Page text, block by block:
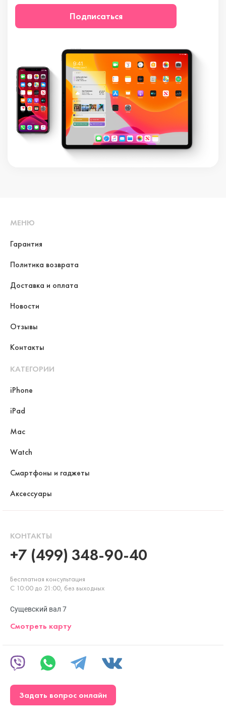
Подписаться
МЕНЮ
Гарантия
Политика возврата
Доставка и оплата
Новости
Отзывы
Контакты
КАТЕГОРИИ
iPhone
iPad
Mac
Watch
Смартфоны и гаджеты
Аксессуары
КОНТАКТЫ
+7 (499) 348-90-40
Бесплатная консультация
С 10:00 до 21:00, без выходных
Сущевский вал 7
Смотреть карту
Задать вопрос онлайн